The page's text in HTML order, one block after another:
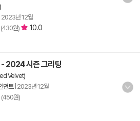
2023년 12월
(430원)
10.0
- 2024 시즌 그리팅
Velvet)
먼트| 2023년 12월
(450원)